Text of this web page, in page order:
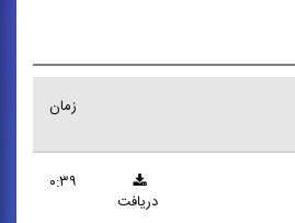
زمان
۰:۳۹
دریافت